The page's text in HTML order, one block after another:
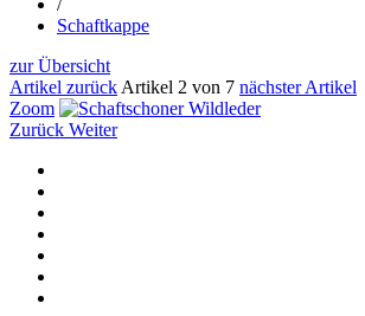
Schaftkappe
zur Übersicht
Artikel zurück Artikel 2 von 7 nächster Artikel
Zoom
Zurück Weiter